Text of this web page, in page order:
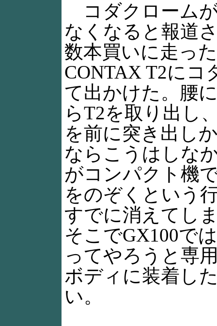
コダクローム
なくなると報道
数本買いに走っ
CONTAX T2にコ
て出かけた。腰
らT2を取り出し
を前に突き出し
ならこうはしな
がコンパクト機
をのぞくという
すでに消えてし
そこでGX100で
ってやろうと専
ボディに装着し
い。